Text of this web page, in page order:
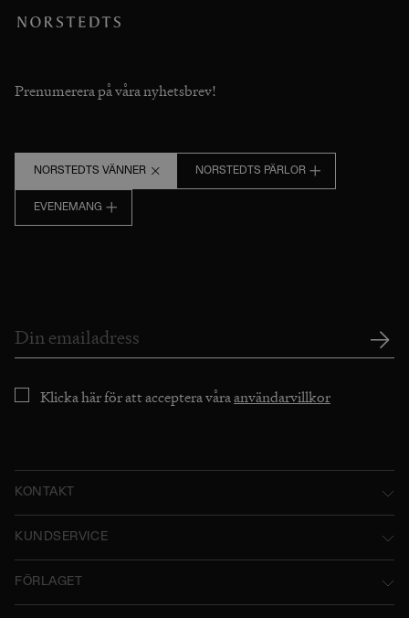
Prenumerera på våra nyhetsbrev!
NORSTEDTS VÄNNER NORSTEDTS PÄRLOR
EVENEMANG
Klicka här för att acceptera våraanvändarvillkor
KONTAKT
P.O. Box 2052
KUNDSERVICE
Användarvillkor
FÖRLAGET